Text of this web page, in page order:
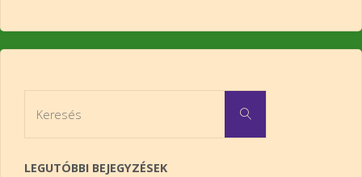
Keresés
LEGUTÓBBI BEJEGYZÉSEK